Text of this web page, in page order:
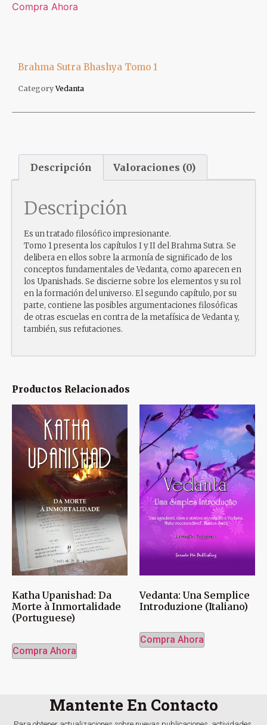
Compra Ahora
Productos Relacionados
Katha Upanishad: Da
Morte à Inmortalidade
(Portuguese)
Compra Ahora
Vedanta: Una Semplice
Introduzione (Italiano)
Compra Ahora
Brahma Sutra Bhashya Tomo 1
Category Vedanta
Descripción Valoraciones (0)
Descripción
Es un tratado filosófico impresionante.
Tomo 1 presenta los capítulos I y II del Brahma Sutra. Se
delibera en ellos sobre la armonía de significado de los
conceptos fundamentales de Vedanta, como aparecen en
los Upanishads. Se discierne sobre los elementos y su rol
en la formación del universo. El segundo capítulo, por su
parte, contiene las posibles argumentaciones filosóficas
de otras escuelas en contra de la metafísica de Vedanta y,
también, sus refutaciones.
Mantente En Contacto